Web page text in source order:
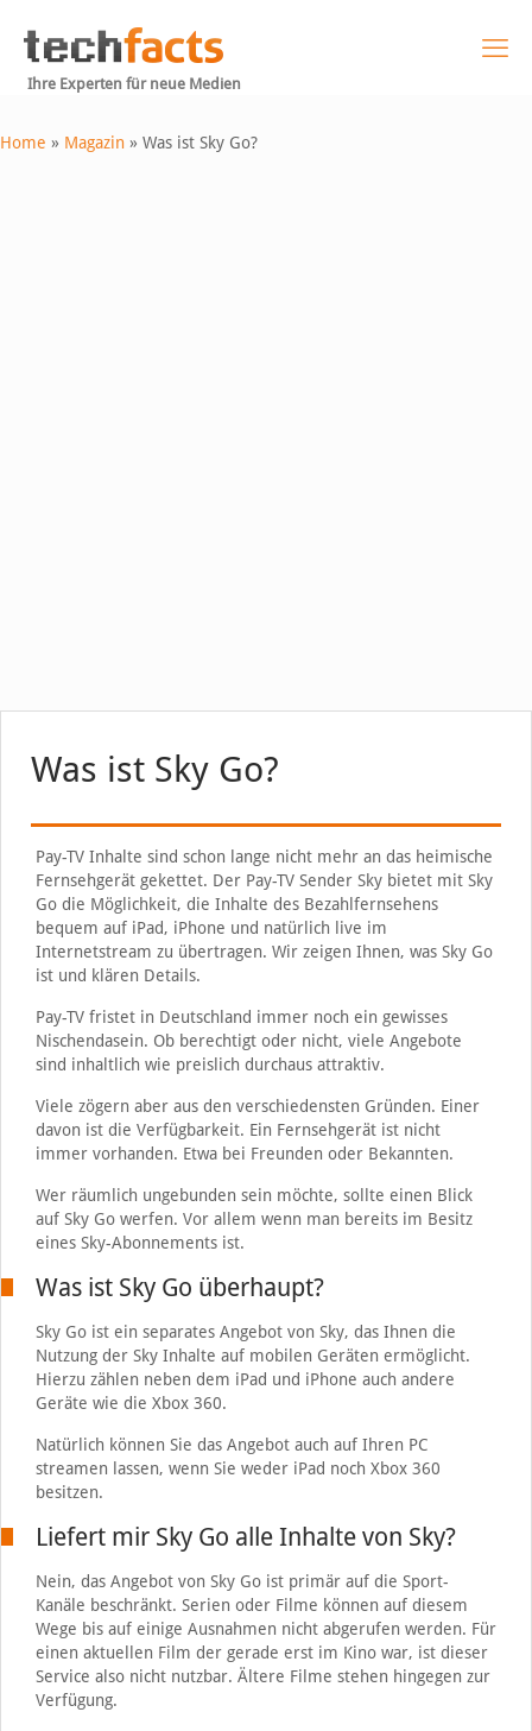
Ihre Experten für neue Medien
Home » Magazin » Was ist Sky Go?
Was ist Sky Go?
Pay-TV Inhalte sind schon lange nicht mehr an das heimische
Fernsehgerät gekettet. Der Pay-TV Sender Sky bietet mit Sky
Go die Möglichkeit, die Inhalte des Bezahlfernsehens
bequem auf iPad, iPhone und natürlich live im
Internetstream zu übertragen. Wir zeigen Ihnen, was Sky Go
ist und klären Details.
Pay-TV fristet in Deutschland immer noch ein gewisses
Nischendasein. Ob berechtigt oder nicht, viele Angebote
sind inhaltlich wie preislich durchaus attraktiv.
Viele zögern aber aus den verschiedensten Gründen. Einer
davon ist die Verfügbarkeit. Ein Fernsehgerät ist nicht
immer vorhanden. Etwa bei Freunden oder Bekannten.
Wer räumlich ungebunden sein möchte, sollte einen Blick
auf Sky Go werfen. Vor allem wenn man bereits im Besitz
eines Sky-Abonnements ist.
Was ist Sky Go überhaupt?
Sky Go ist ein separates Angebot von Sky, das Ihnen die
Nutzung der Sky Inhalte auf mobilen Geräten ermöglicht.
Hierzu zählen neben dem iPad und iPhone auch andere
Geräte wie die Xbox 360.
Natürlich können Sie das Angebot auch auf Ihren PC
streamen lassen, wenn Sie weder iPad noch Xbox 360
besitzen.
Liefert mir Sky Go alle Inhalte von Sky?
Nein, das Angebot von Sky Go ist primär auf die Sport-
Kanäle beschränkt. Serien oder Filme können auf diesem
Wege bis auf einige Ausnahmen nicht abgerufen werden. Für
einen aktuellen Film der gerade erst im Kino war, ist dieser
Service also nicht nutzbar. Ältere Filme stehen hingegen zur
Verfügung.